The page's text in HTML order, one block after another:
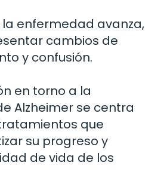
enfermedad avanza,
cambios de
y confusión.
en torno a la
Alzheimer se centra
que
su progreso y
de vida de los